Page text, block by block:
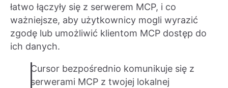
łatwo łączyły się z serwerem MCP, i co
ważniejsze, aby użytkownicy mogli wyrazić
zgodę lub umożliwić klientom MCP dostęp do
ich danych.
Cursor bezpośrednio komunikuje się z
serwerami MCP z twojej lokalnej